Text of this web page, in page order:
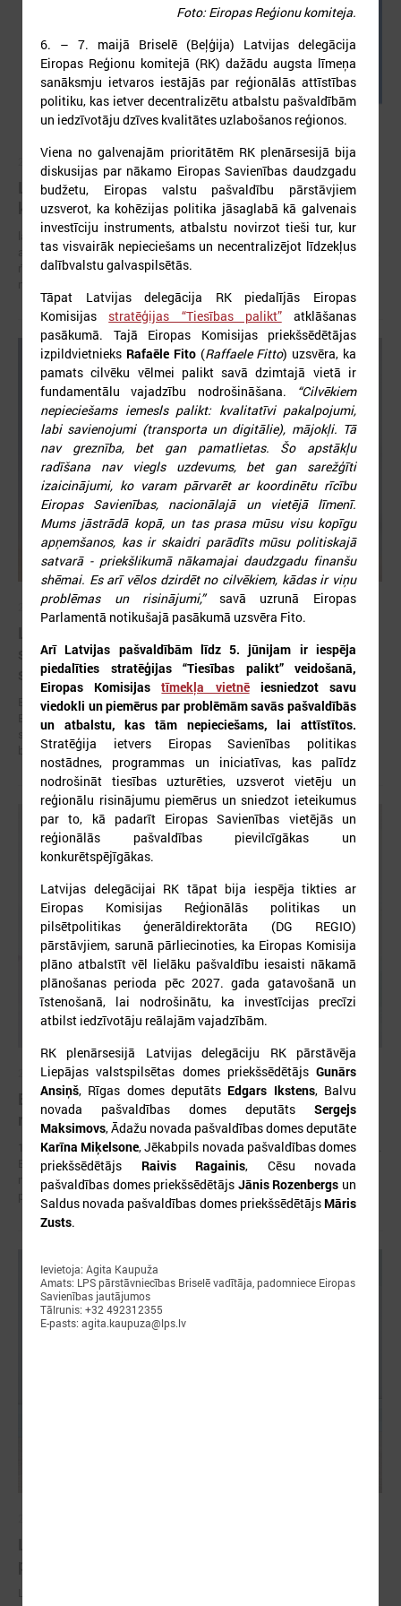
2026. gada 05. augusts
LPS aicina piedalīties seminārā “Stiprinot vietējās
kopienas krīzē" 11. augustā, Cēsīs
latvijas Pašvaldību savienība sadarbībā ar Cēsu novada pašvaldību
aicina piedalīties seminārā “Stiprinot vietējās kopienas krīzē: proaktīva
rīcība un pieredzes apmaiņa starp Ukrainas un ES pašvaldībām”, kas
2026. gada 19. jūnijs
sadarbībai ar Ukrainas pašvaldībām veltītai
starptautiskai balvai
Eiropas Pašvaldību un reģionu padome sadarbībā ar “U-LEAD with
Europe” un Latvijas Pašvaldību savienību izsludinājusi pieteikšanos
starptautiskai pašvaldību sadarbības balvai “Uzticības tiltu sadarbības
balva 2026”.
2026. gada 17. jūnijs
Eiropas pilsētu līderi Gimarainšā vienojas par
rīcību klimata noturības stiprināšanai
17. jūnijā Eiropas Zaļajā galvaspilsētā Gimarainšā (Portugālē) sākās 13.
Eiropas Pilsētu noturības forums (EURESFO 2026), kas pulcē vairāk
nekā 400 pašvaldību vadītājus, pilsētplānotājus, klimata ekspertus un
politikas veidotājus no visas Eiropas.
Foto: Eiropas Reģionu komiteja.
6. – 7. maijā Briselē (Beļģija) Latvijas delegācija
Eiropas Reģionu komitejā (RK) dažādu augsta līmeņa
sanāksmju ietvaros iestājās par reģionālās attīstības
politiku, kas ietver decentralizētu atbalstu pašvaldībām
un iedzīvotāju dzīves kvalitātes uzlabošanos reģionos.
Viena no galvenajām prioritātēm RK plenārsesijā bija
diskusijas par nākamo Eiropas Savienības daudzgadu
budžetu, Eiropas valstu pašvaldību pārstāvjiem
uzsverot, ka kohēzijas politika jāsaglabā kā galvenais
investīciju instruments, atbalstu novirzot tieši tur, kur
tas visvairāk nepieciešams un necentralizējot līdzekļus
dalībvalstu galvaspilsētās.
Tāpat Latvijas delegācija RK piedalījās Eiropas
Komisijas stratēģijas “Tiesības palikt”atklāšanas
pasākumā. Tajā Eiropas Komisijas priekšsēdētājas
izpildvietnieks Rafaēle Fito(Raffaele Fitto) uzsvēra, ka
pamats cilvēku vēlmei palikt savā dzimtajā vietā ir
fundamentālu vajadzību nodrošināšana.
“Cilvēkiem
nepieciešams iemesls palikt: kvalitatīvi pakalpojumi,
labi savienojumi (transporta un digitālie), mājokļi. Tā
nav greznība, bet gan pamatlietas. Šo apstākļu
radīšana nav viegls uzdevums, bet gan sarežģīti
izaicinājumi, ko varam pārvarēt ar koordinētu rīcību
Eiropas Savienības, nacionālajā un vietējā līmenī.
Mums jāstrādā kopā, un tas prasa mūsu visu kopīgu
apņemšanos, kas ir skaidri parādīts mūsu politiskajā
satvarā - priekšlikumā nākamajai daudzgadu finanšu
shēmai. Es arī vēlos dzirdēt no cilvēkiem, kādas ir viņu
problēmas un risinājumi,”savā uzrunā Eiropas
Parlamentā notikušajā pasākumā uzsvēra Fito.
Arī Latvijas pašvaldībām līdz 5. jūnijam ir iespēja
piedalīties stratēģijas “Tiesības palikt” veidošanā,
Eiropas Komisijastīmekļa vietnēiesniedzot savu
viedokli un piemērus par problēmām savās pašvaldībās
un atbalstu, kas tām nepieciešams, lai attīstītos.
Stratēģija ietvers Eiropas Savienības politikas
nostādnes, programmas un iniciatīvas, kas palīdz
nodrošināt tiesības uzturēties, uzsverot vietēju un
reģionālu risinājumu piemērus un sniedzot ieteikumus
par to, kā padarīt Eiropas Savienības vietējās un
reģionālās pašvaldības pievilcīgākas un
konkurētspējīgākas.
Latvijas delegācijai RK tāpat bija iespēja tikties ar
Eiropas Komisijas Reģionālās politikas un
pilsētpolitikas ģenerāldirektorāta (DG REGIO)
pārstāvjiem, sarunā pārliecinoties, ka Eiropas Komisija
plāno atbalstīt vēl lielāku pašvaldību iesaisti nākamā
plānošanas perioda pēc 2027. gada gatavošanā un
īstenošanā, lai nodrošinātu, ka investīcijas precīzi
atbilst iedzīvotāju reālajām vajadzībām.
RK plenārsesijā Latvijas delegāciju RK pārstāvēja
Liepājas valstspilsētas domes priekšsēdētājs Gunārs
Ansiņš, Rīgas domes deputāts Edgars Ikstens, Balvu
novada pašvaldības domes deputāts Sergejs
Maksimovs, Ādažu novada pašvaldības domes deputāte
Karīna Miķelsone, Jēkabpils novada pašvaldības domes
priekšsēdētājs Raivis Ragainis, Cēsu novada
pašvaldības domes priekšsēdētājs Jānis Rozenbergs un
Saldus novada pašvaldības domes priekšsēdētājs Māris
Zusts.
Ievietoja: Agita Kaupuža
Amats: LPS pārstāvniecības Briselē vadītāja, padomniece Eiropas
Savienības jautājumos
Tālrunis: +32 492312355
E-pasts: agita.kaupuza@lps.lv